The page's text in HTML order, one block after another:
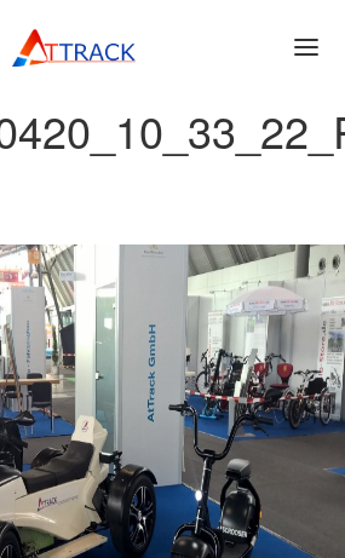
ATTRACK TG 700
BLOG
NEWSLETTER
BILDER
DER STRASSE
KONTAKT